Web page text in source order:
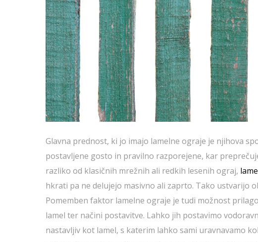
Glavna prednost, ki jo imajo lamelne ograje je njihova
postavljene gosto in pravilno razporejene, kar
razliko od klasičnih mrežnih ali redkih lesenih ograj,
hkrati pa ne delujejo masivno ali zaprto. Tako ustvarijo
Pomemben faktor lamelne ograje je tudi možnost
lamel ter načini postavitve. Lahko jih postavimo
nastavljiv kot lamel, s katerim lahko sami uravnavamo